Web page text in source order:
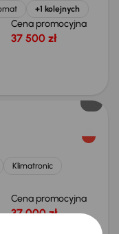
+1 kolejnych
Cena promocyjna
37 500 zł
Klimatronic
Cena promocyjna
37 000 zł